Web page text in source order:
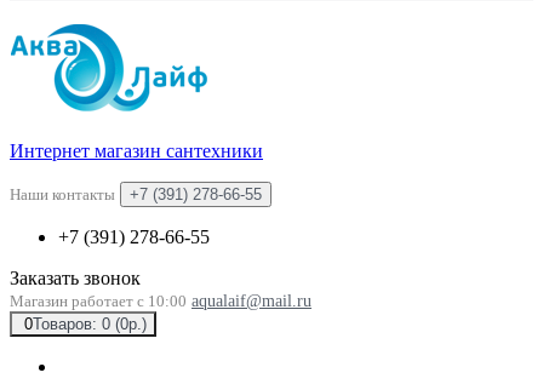
Интернет магазин сантехники
Наши контакты +7 (391) 278-66-55
+7 (391) 278-66-55
Заказать звонок
Магазин работает с 10:00 aqualaif@mail.ru
0Товаров: 0 (0р.)